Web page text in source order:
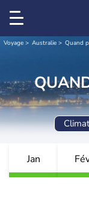
Voyage Australie Quand
Jan